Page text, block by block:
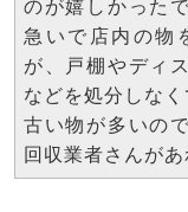
のが嬉しかった
急いで店内の物
が、戸棚やディ
などを処分しなく
古い物が多いの
回収業者さんがあ